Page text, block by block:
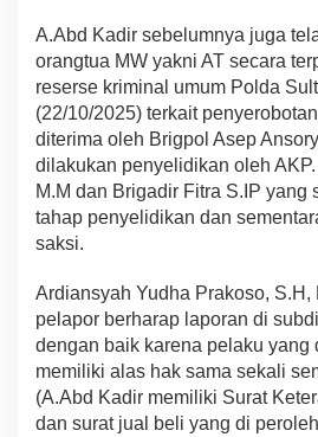
P
l
d
a
S
l
t
r
A.Abd Kadir sebelumnya juga
orangtua MW yakni AT secara
reserse kriminal umum Polda
(22/10/2025) terkait
diterima oleh Brigpol Asep
dilakukan penyelidikan oleh
M.M dan Brigadir Fitra S.IP yang
tahap penyelidikan dan
saksi.
Ardiansyah Yudha Prakoso, S.H,
pelapor berharap laporan di
dengan baik karena pelaku yang
memiliki alas hak sama sekali
(A.Abd Kadir memiliki Surat
dan surat jual beli yang di